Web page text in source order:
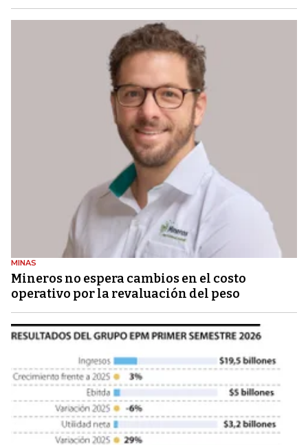
MINAS
Mineros no espera cambios en el costo
operativo por la revaluación del peso